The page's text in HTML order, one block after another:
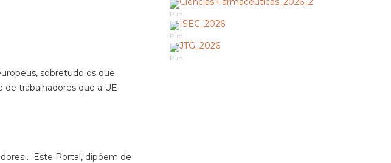
sobretudo os que
trabalhadores que a UE
. Este Portal, dipõem de
Pub
Pub
Pub